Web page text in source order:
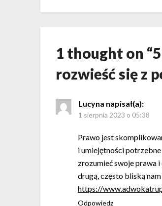
1 thought on “
rozwieść się z
Lucyna napisał(a):
1 sierpnia 2023 o 05:38
Prawo jest
i umiejętności
zrozumieć swoje prawa
drugą, często bliską
https://
Odpowiedz